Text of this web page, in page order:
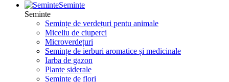
Seminte
Seminte
Semințe de verdețuri pentu animale
Miceliu de ciuperci
Microverdețuri
Semințe de ierburi aromatice și medicinale
Iarba de gazon
Plante siderale
Seminte de flori